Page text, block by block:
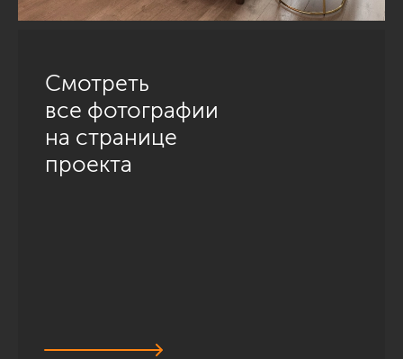
Смотреть
все фотографии
на странице
проекта